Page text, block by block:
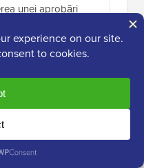
unei aprobări
lor.